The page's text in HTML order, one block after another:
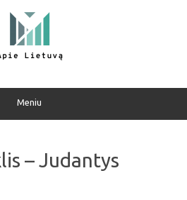
Meniu
– Judantys